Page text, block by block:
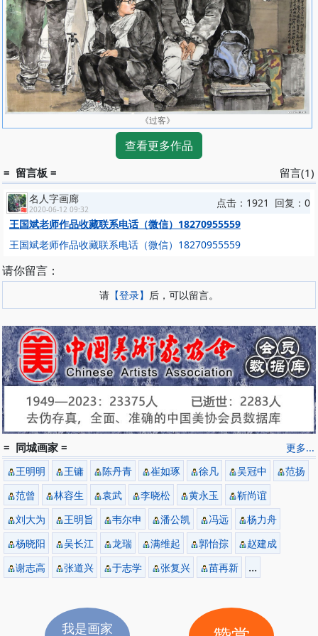
《过客》
查看更多作品
留言(1)
= 留言板 =
名人字画廊
2020-06-12 09:32
点击：1921 回复：0
王国斌老师作品收藏联系电话（微信）18270955559
王国斌老师作品收藏联系电话（微信）18270955559
请你留言：
请 【登录】 后，可以留言。
更多...
= 同城画家 =
王明明 王镛 陈丹青 崔如琢 徐凡 吴冠中
范扬
范曾
林容生 袁武 李晓松 黄永玉
靳尚谊
刘大为
王明旨 韦尔申 潘公凯 冯远
杨力舟
杨晓阳
吴长江 龙瑞 满维起 郭怡孮
赵建成
谢志高
张道兴 于志学 张复兴 苗再新 ...
我是画家